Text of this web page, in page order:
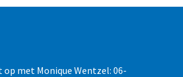
met Monique Wentzel: 06-